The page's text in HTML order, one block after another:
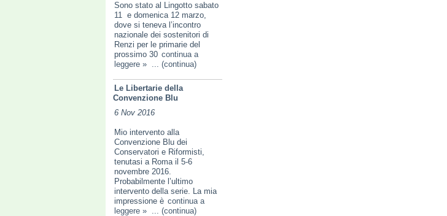
Sono stato al Lingotto sabato
11 e domenica 12 marzo,
dove si teneva l’incontro
nazionale dei sostenitori di
Renzi per le primarie del
prossimo 30 continua a
leggere » ... (continua)
Le Libertarie della
Convenzione Blu
6 Nov 2016
Mio intervento alla
Convenzione Blu dei
Conservatori e Riformisti,
tenutasi a Roma il 5-6
novembre 2016.
Probabilmente l’ultimo
intervento della serie. La mia
impressione è continua a
leggere » ... (continua)